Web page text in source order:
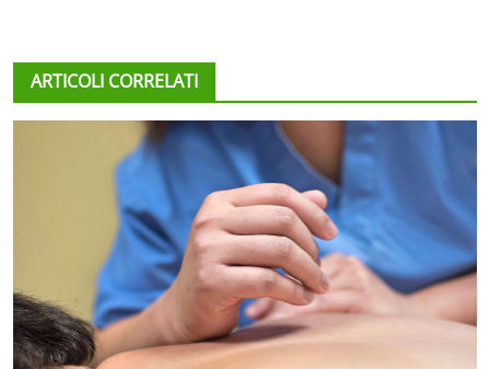
ARTICOLI CORRELATI